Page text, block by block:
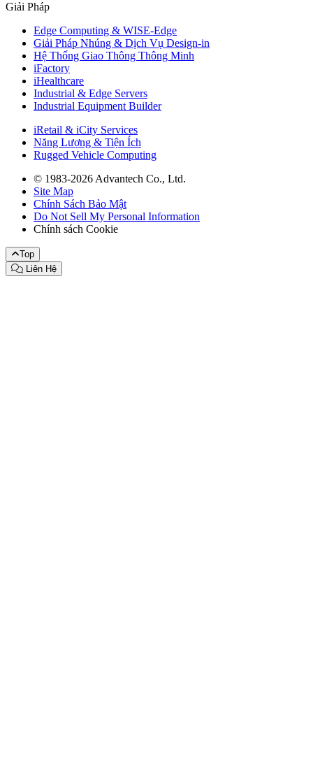
Giải Pháp
Edge Computing & WISE-Edge
Giải Pháp Nhúng & Dịch Vụ Design-in
Hệ Thống Giao Thông Thông Minh
iFactory
iHealthcare
Industrial & Edge Servers
Industrial Equipment Builder
iRetail & iCity Services
Năng Lượng & Tiện Ích
Rugged Vehicle Computing
© 1983-2026 Advantech Co., Ltd.
Site Map
Chính Sách Bảo Mật
Do Not Sell My Personal Information
Chính sách Cookie
Top
Liên Hệ